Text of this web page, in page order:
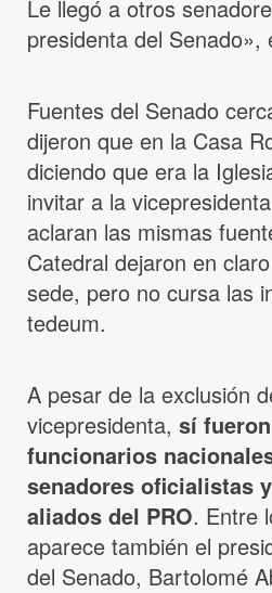
Le llegó a otros
presidenta del Senado»,
Fuentes del Senado
dijeron que en la Casa
diciendo que era la
invitar a la
aclaran las mismas
Catedral dejaron en
sede, pero no cursa las
tedeum.
A pesar de la exclusión
vicepresidenta, sí
funcionarios
senadores oficialistas
aliados del PRO. Entre
aparece también el
del Senado, Bartolomé